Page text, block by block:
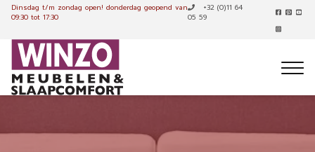
Dinsdag t/m zondag open! donderdag geopend van
09:30 tot 17:30
+32 (0)11 64
05 59